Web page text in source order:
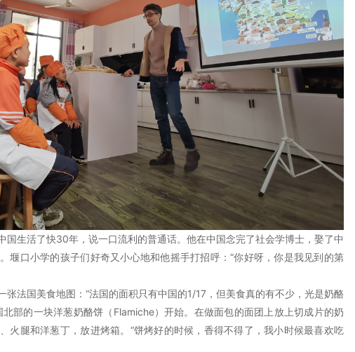
生活了快30年，说一口流利的普通话。他在中国念完了社会学博士，娶了中
堰口小学的孩子们好奇又小心地和他摇手打招呼：“你好呀，你是我见到的第
法国美食地图：“法国的面积只有中国的1/17，但美食真的有不少，光是奶酪
部的一块洋葱奶酪饼（Flamiche）开始。在做面包的面团上放上切成片的奶
火腿和洋葱丁，放进烤箱。“饼烤好的时候，香得不得了，我小时候最喜欢吃